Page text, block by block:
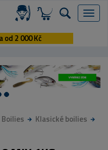
Menu
od 2 000 Kč
Boilies
Klasické boilies